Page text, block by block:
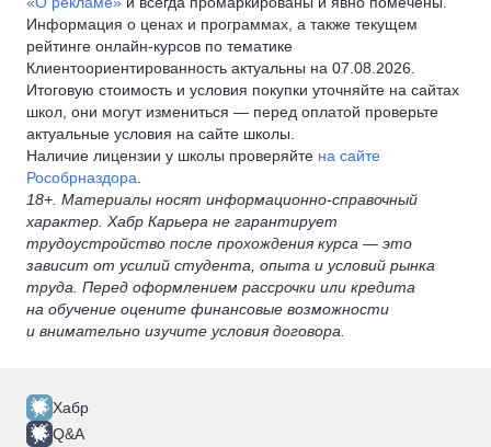
Информация о ценах и программах, а также текущем
рейтинге онлайн-курсов по тематике
Клиентоориентированность актуальны на 07.08.2026.
Итоговую стоимость и условия покупки уточняйте на сайтах
школ, они могут измениться — перед оплатой проверьте
актуальные условия на сайте школы.
Наличие лицензии у школы проверяйте на сайте
Рособрназдора
18+. Материалы носят информационно-справочный
характер. Хабр Карьера не гарантирует
трудоустройство после прохождения курса — это
зависит от усилий студента, опыта и условий рынка
труда. Перед оформлением рассрочки или кредита
на обучение оцените финансовые возможности
и внимательно изучите условия договора.
Хабр
Q&A